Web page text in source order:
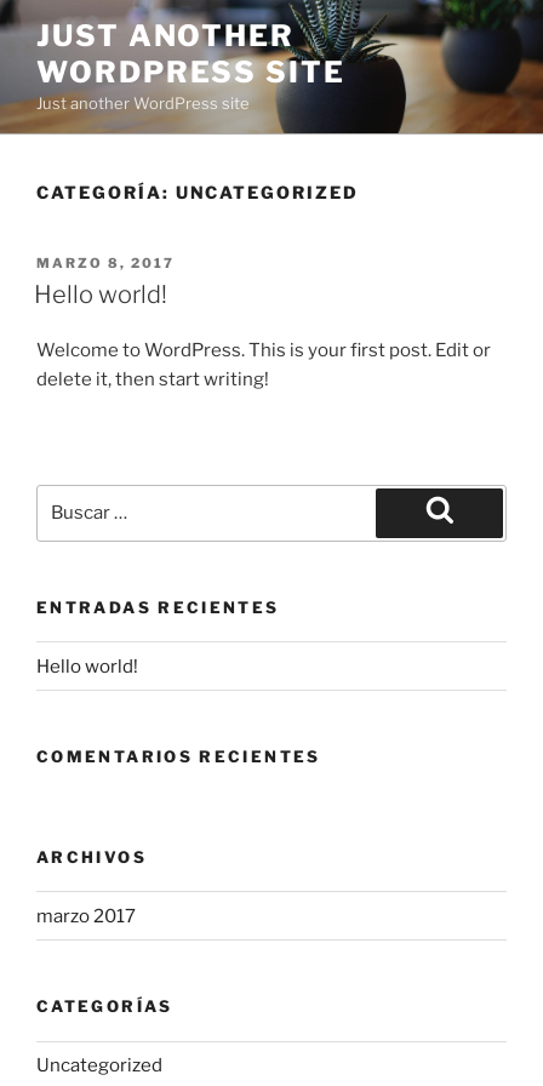
Saltar
contenido
JUST ANOTHER
WORDPRESS SITE
Just another WordPress site
CATEGORÍA: UNCATEGORIZED
PUBLICADO
EL
MARZO 8, 2017
Hello world!
Welcome to WordPress. This is your first post. Edit or
delete it, then start writing!
por:
Buscar
ENTRADAS RECIENTES
Hello world!
COMENTARIOS RECIENTES
ARCHIVOS
marzo 2017
CATEGORÍAS
Uncategorized